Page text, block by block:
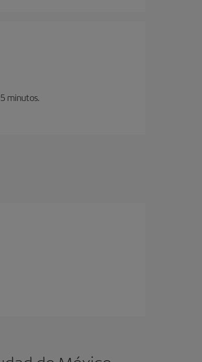
minutos.